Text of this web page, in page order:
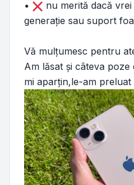
•
nu merită dacă
generație sau suport
Vă mulțumesc pentru
Am lăsat și câteva
mi aparțin,le-am preluat